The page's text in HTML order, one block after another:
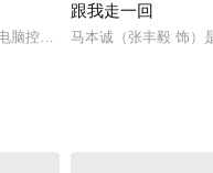
貌美心狠的女人奉如神灵。在
脑控制的城市中，在这个城市
跟我走一回
马本诚（张丰毅 饰）